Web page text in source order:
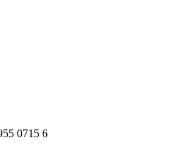
0715 6